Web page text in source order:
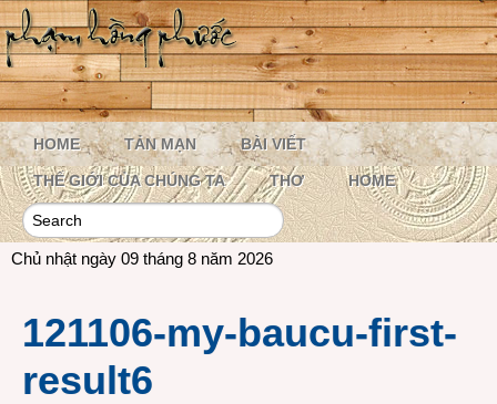
HOME TẢN MẠN BÀI VIẾT
THẾ GIỚI CỦA CHÚNG TA THƠ HOME
Chủ nhật ngày 09 tháng 8 năm 2026
121106-my-baucu-first-
result6